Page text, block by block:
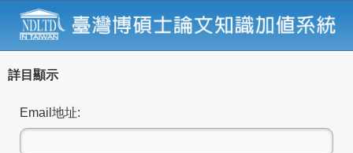
詳目顯示
Email地址: